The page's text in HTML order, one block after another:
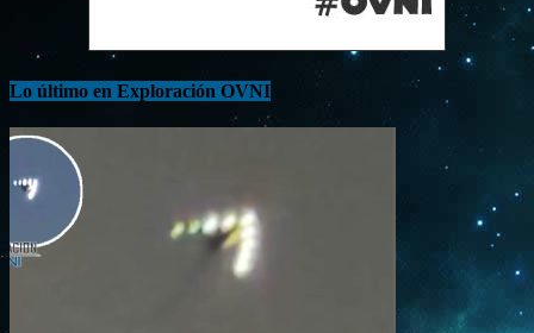
Lo último en Exploración OVNI